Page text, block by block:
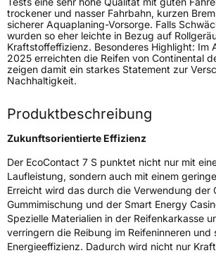
Generelle Merkmale
FahrzeugtypPKW
VerwendungSommerreifen
ModellnameEcoContact 7 S
Weitere Eigenschaften
SchlauchtypTL
ZustandNeureifen
FelgenschutzFP
trockener und nasser Fahrbahn, kurzen
sicherer Aquaplaning-Vorsorge. Falls
wurden so eher leichte in Bezug auf
Kraftstoffeffizienz. Besonderes Highlight: Im
2025 erreichten die Reifen von Continental
zeigen damit ein starkes Statement zur
Nachhaltigkeit.
Produktbeschreibung
Zukunftsorientierte Effizienz
Der EcoContact 7 S punktet nicht nur mit
Laufleistung, sondern auch mit einem
Erreicht wird das durch die Verwendung der
Gummimischung und der Smart Energy
Spezielle Materialien in der Reifenkarkasse
verringern die Reibung im Reifeninneren und
Energieeffizienz. Dadurch wird nicht nur